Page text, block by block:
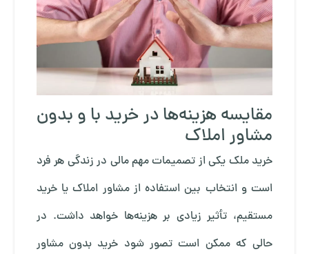
مقایسه هزینه‌ها در خرید با و بدون
مشاور املاک
خرید ملک یکی از تصمیمات مهم مالی در زندگی هر فرد
است و انتخاب بین استفاده از مشاور املاک یا خرید
مستقیم، تأثیر زیادی بر هزینه‌ها خواهد داشت. در
حالی که ممکن است تصور شود خرید بدون مشاور